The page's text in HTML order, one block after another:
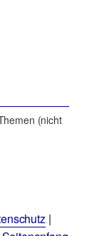
(nicht
|